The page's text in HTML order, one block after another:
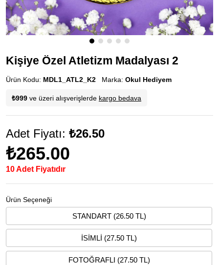
Kişiye Özel Atletizm Madalyası 2
Ürün Kodu: MDL1_ATL2_K2 Marka: Okul Hediyem
₺999 ve üzeri alışverişlerde kargo bedava
Adet Fiyatı: ₺26.50
₺265.00
10 Adet Fiyatıdır
Ürün Seçeneği
STANDART (26.50 TL)
İSİMLİ (27.50 TL)
FOTOĞRAFLI (27.50 TL)